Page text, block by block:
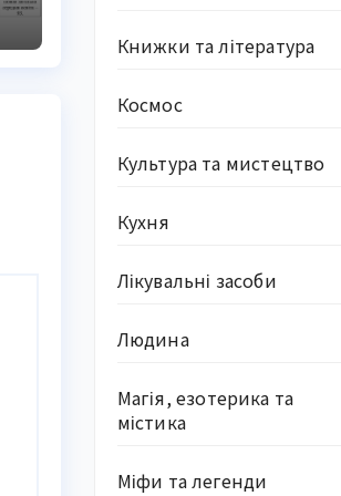
Книжки та література
Космос
Культура та мистецтво
Кухня
Лікувальні засоби
Людина
Магія, езотерика та
містика
Міфи та легенди